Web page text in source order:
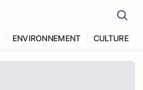
ENVIRONNEMENT CULTURE